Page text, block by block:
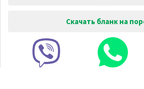
Скачать бланк на